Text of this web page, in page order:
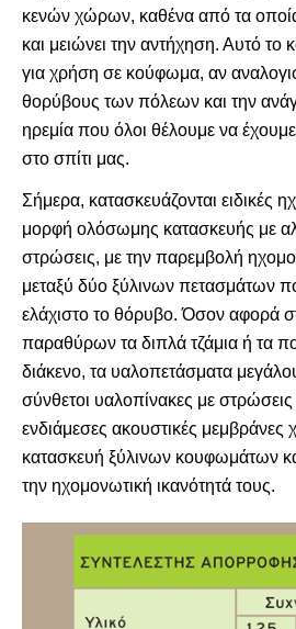
κενών χώρων, καθένα από τα
και μειώνει την αντήχηση. Αυτό το
για χρήση σε κούφωμα, αν
θορύβους των πόλεων και την
ηρεμία που όλοι θέλουμε να
στο σπίτι μας.
Σήμερα, κατασκευάζονται ειδικές
μορφή ολόσωμης κατασκευής με
στρώσεις, με την παρεμβολή
μεταξύ δύο ξύλινων πετασμάτων
ελάχιστο το θόρυβο. Όσον αφορά
παραθύρων τα διπλά τζάμια ή τα
διάκενο, τα υαλοπετάσματα
σύνθετοι υαλοπίνακες με στρώσεις
ενδιάμεσες ακουστικές μεμβράνες
κατασκευή ξύλινων κουφωμάτων
την ηχομονωτική ικανότητά τους.